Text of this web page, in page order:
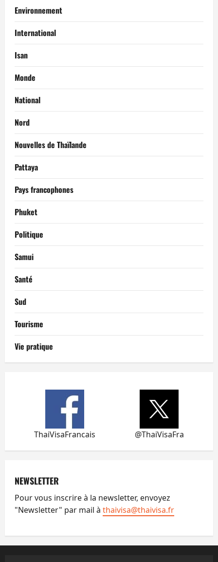
Environnement
International
Isan
Monde
National
Nord
Nouvelles de Thaïlande
Pattaya
Pays francophones
Phuket
Politique
Samui
Santé
Sud
Tourisme
Vie pratique
ThaiVisaFrancais @ThaiVisaFra
NEWSLETTER
Pour vous inscrire à la newsletter, envoyez
"Newsletter" par mail à thaivisa@thaivisa.fr